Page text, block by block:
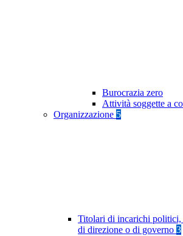
Burocrazia zero
Attività soggette a
Organizzazione 5
Titolari di incarichi politici,
di direzione o di governo 3